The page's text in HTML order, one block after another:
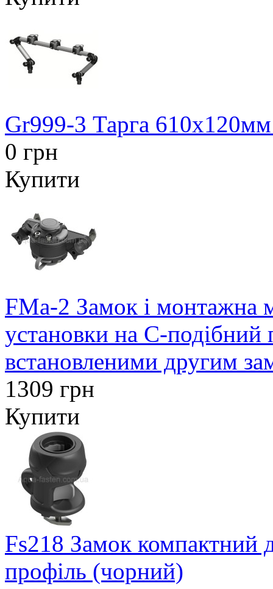
Gr999-3 Тарга
0 грн
Купити
FMa-2 Замок і монтажна
установки на С-подібний
встановленими другим
1309 грн
Купити
Fs218 Замок компактний
профіль (чорний)